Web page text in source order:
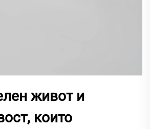
живот и
които